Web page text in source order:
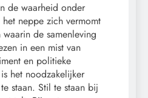
de waarheid onder
neppe zich vermomt
de samenleving
in een mist van
en politieke
het noodzakelijker
staan. Stil te staan bij